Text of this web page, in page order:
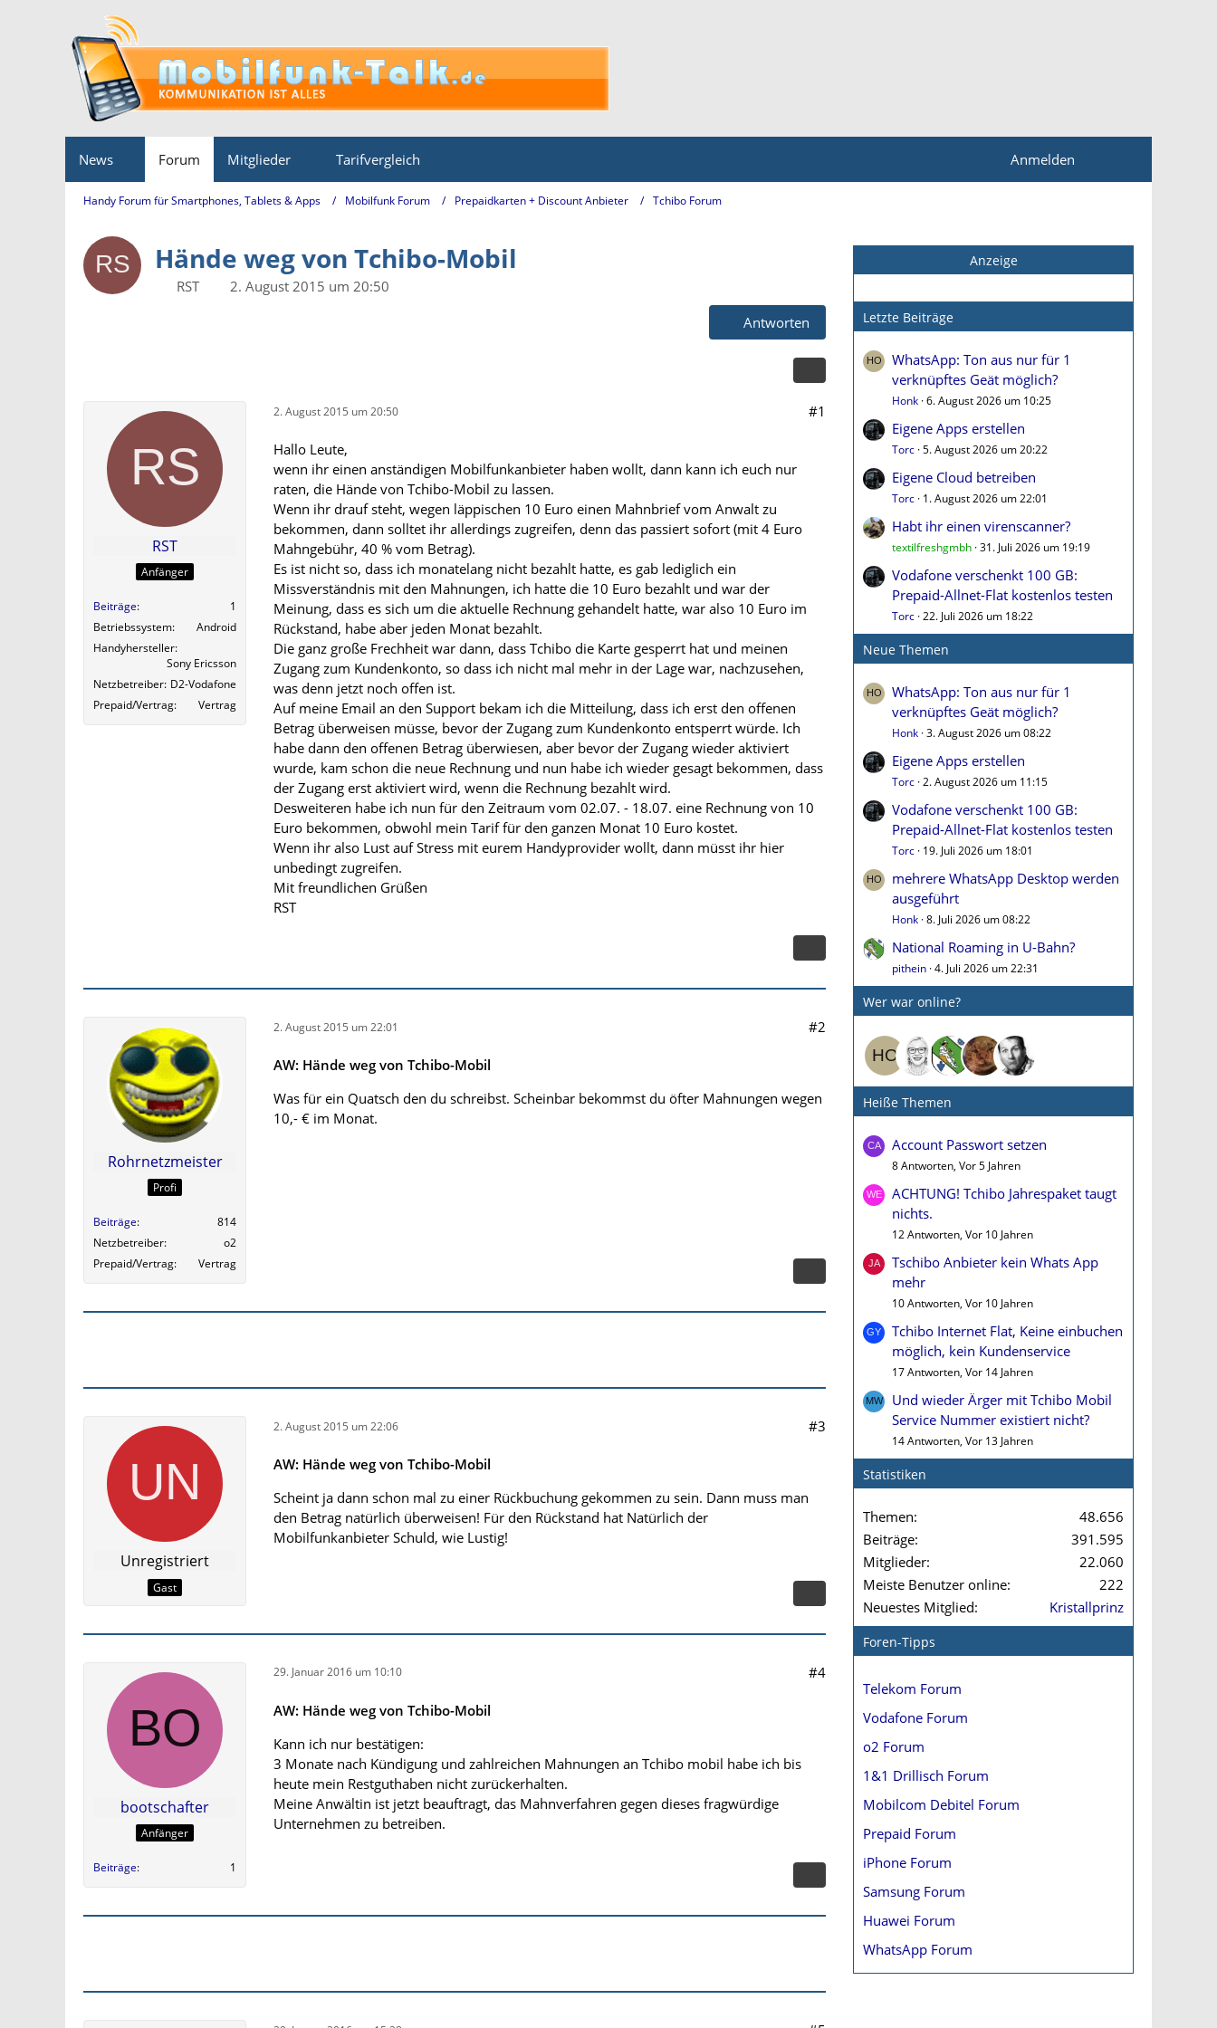
News Forum Mitglieder Tarifvergleich Anmelden
Handy Forum für Smartphones, Tablets & Apps Mobilfunk Forum Prepaidkarten + Discount Anbieter Tchibo Forum
Hände weg von Tchibo-Mobil
RST
2. August 2015 um 20:50
Antworten
RST
Anfänger
Beiträge
1
Betriebssystem
Android
Handyhersteller
Sony Ericsson
Netzbetreiber D2-Vodafone
Prepaid/Vertrag
Vertrag
2. August 2015 um 20:50 #1
Hallo Leute,
wenn ihr einen anständigen Mobilfunkanbieter haben wollt, dann kann ich euch nur
raten, die Hände von Tchibo-Mobil zu lassen.
Wenn ihr drauf steht, wegen läppischen 10 Euro einen Mahnbrief vom Anwalt zu
bekommen, dann solltet ihr allerdings zugreifen, denn das passiert sofort (mit 4 Euro
Mahngebühr, 40 % vom Betrag).
Es ist nicht so, dass ich monatelang nicht bezahlt hatte, es gab lediglich ein
Missverständnis mit den Mahnungen, ich hatte die 10 Euro bezahlt und war der
Meinung, dass es sich um die aktuelle Rechnung gehandelt hatte, war also 10 Euro im
Rückstand, habe aber jeden Monat bezahlt.
Die ganz große Frechheit war dann, dass Tchibo die Karte gesperrt hat und meinen
Zugang zum Kundenkonto, so dass ich nicht mal mehr in der Lage war, nachzusehen,
was denn jetzt noch offen ist.
Auf meine Email an den Support bekam ich die Mitteilung, dass ich erst den offenen
Betrag überweisen müsse, bevor der Zugang zum Kundenkonto entsperrt würde. Ich
habe dann den offenen Betrag überwiesen, aber bevor der Zugang wieder aktiviert
wurde, kam schon die neue Rechnung und nun habe ich wieder gesagt bekommen, dass
der Zugang erst aktiviert wird, wenn die Rechnung bezahlt wird.
Desweiteren habe ich nun für den Zeitraum vom 02.07. - 18.07. eine Rechnung von 10
Euro bekommen, obwohl mein Tarif für den ganzen Monat 10 Euro kostet.
Wenn ihr also Lust auf Stress mit eurem Handyprovider wollt, dann müsst ihr hier
unbedingt zugreifen.
Mit freundlichen Grüßen
RST
Rohrnetzmeister
Profi
Beiträge
814
Netzbetreiber
o2
Prepaid/Vertrag
Vertrag
2. August 2015 um 22:01 #2
AW: Hände weg von Tchibo-Mobil
Was für ein Quatsch den du schreibst. Scheinbar bekommst du öfter Mahnungen wegen
10,- € im Monat.
Unregistriert
Gast
2. August 2015 um 22:06 #3
AW: Hände weg von Tchibo-Mobil
Scheint ja dann schon mal zu einer Rückbuchung gekommen zu sein. Dann muss man
den Betrag natürlich überweisen! Für den Rückstand hat Natürlich der
Mobilfunkanbieter Schuld, wie Lustig!
bootschafter
Anfänger
Beiträge 1
29. Januar 2016 um 10:10 #4
AW: Hände weg von Tchibo-Mobil
Kann ich nur bestätigen:
3 Monate nach Kündigung und zahlreichen Mahnungen an Tchibo mobil habe ich bis
heute mein Restguthaben nicht zurückerhalten.
Meine Anwältin ist jetzt beauftragt, das Mahnverfahren gegen dieses fragwürdige
Unternehmen zu betreiben.
Anzeige
Letzte Beiträge
WhatsApp: Ton aus nur für 1
verknüpftes Geät möglich?
Honk 6. August 2026 um 10:25
Eigene Apps erstellen
Torc 5. August 2026 um 20:22
Eigene Cloud betreiben
Torc 1. August 2026 um 22:01
Habt ihr einen virenscanner?
textilfreshgmbh 31. Juli 2026 um 19:19
Vodafone verschenkt 100 GB:
Prepaid-Allnet-Flat kostenlos testen
Torc 22. Juli 2026 um 18:22
Neue Themen
WhatsApp: Ton aus nur für 1
verknüpftes Geät möglich?
Honk 3. August 2026 um 08:22
Eigene Apps erstellen
Torc 2. August 2026 um 11:15
Vodafone verschenkt 100 GB:
Prepaid-Allnet-Flat kostenlos testen
Torc 19. Juli 2026 um 18:01
mehrere WhatsApp Desktop werden
ausgeführt
Honk 8. Juli 2026 um 08:22
National Roaming in U-Bahn?
pithein 4. Juli 2026 um 22:31
Wer war online?
Heiße Themen
Account Passwort setzen
8 Antworten, Vor 5 Jahren
ACHTUNG! Tchibo Jahrespaket taugt
nichts.
12 Antworten, Vor 10 Jahren
Tschibo Anbieter kein Whats App
mehr
10 Antworten, Vor 10 Jahren
Tchibo Internet Flat, Keine einbuchen
möglich, kein Kundenservice
17 Antworten, Vor 14 Jahren
Und wieder Ärger mit Tchibo Mobil
Service Nummer existiert nicht?
14 Antworten, Vor 13 Jahren
Statistiken
Themen
48.656
Beiträge
391.595
Mitglieder
22.060
Meiste Benutzer online
222
Neuestes Mitglied
Kristallprinz
Foren-Tipps
Telekom Forum
Vodafone Forum
o2 Forum
1&1 Drillisch Forum
Mobilcom Debitel Forum
Prepaid Forum
iPhone Forum
Samsung Forum
Huawei Forum
WhatsApp Forum